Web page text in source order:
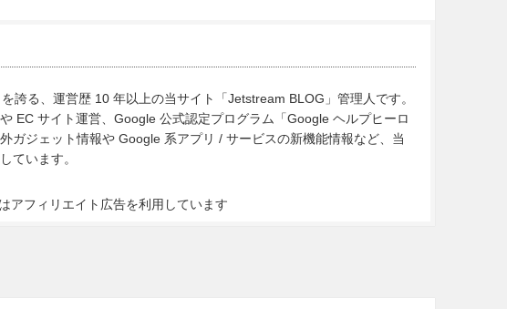
誇る、運営歴 10 年以上の当サイト「Jetstream BLOG」管理人です。
EC サイト運営、Google 公式認定プログラム「Google ヘルプヒーロ
ガジェット情報や Google 系アプリ / サービスの新機能情報など、当
ています。
アフィリエイト広告を利用しています